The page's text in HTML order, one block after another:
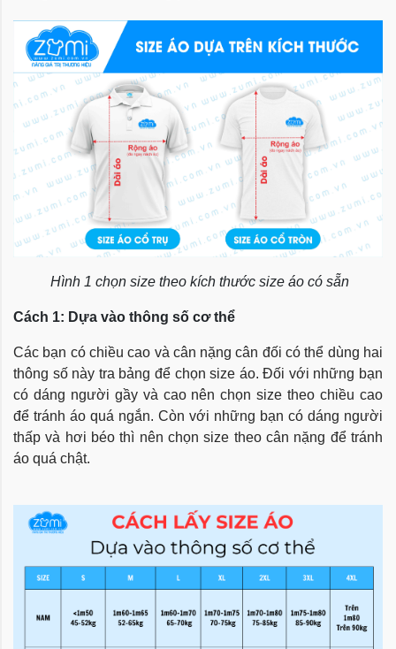
Hình 1 chọn size theo kích thước size áo có sẵn
Cách 1: Dựa vào thông số cơ thể
Các bạn có chiều cao và cân nặng cân đối có thể dùng hai
thông số này tra bảng để chọn size áo. Đối với những bạn
có dáng người gầy và cao nên chọn size theo chiều cao
để tránh áo quá ngắn. Còn với những bạn có dáng người
thấp và hơi béo thì nên chọn size theo cân nặng để tránh
áo quá chật.